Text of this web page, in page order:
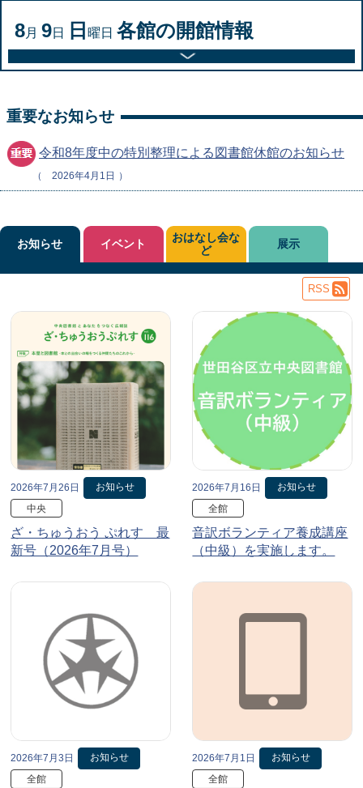
8月 9日 日 曜日 各館の開館情報
重要なお知らせ
令和8年度中の特別整理による図書館休館のお知らせ
2026年4月1日
お知らせ
2026年7月26日
お知らせ
中央
ざ・ちゅうおう ぷれす 最
新号（2026年7月号）
2026年7月16日
お知らせ
全館
音訳ボランティア養成講座
（中級）を実施します。
2026年7月3日
お知らせ
全館
2026年7月1日
お知らせ
全館
イベント
おはなし会な
ど
展示
RSS